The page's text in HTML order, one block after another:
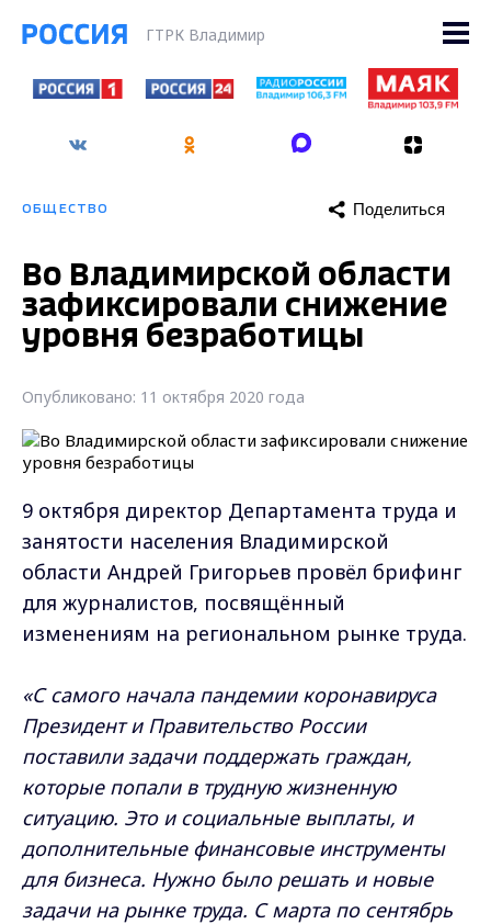
ГТРК Владимир
ОБЩЕСТВО Поделиться
Во Владимирской области
зафиксировали снижение
уровня безработицы
Опубликовано: 11 октября 2020 года
9 октября директор Департамента труда и
занятости населения Владимирской
области Андрей Григорьев провёл брифинг
для журналистов, посвящённый
изменениям на региональном рынке труда.
«С самого начала пандемии коронавируса
Президент и Правительство России
поставили задачи поддержать граждан,
которые попали в трудную жизненную
ситуацию. Это и социальные выплаты, и
дополнительные финансовые инструменты
для бизнеса. Нужно было решать и новые
задачи на рынке труда. С марта по сентябрь